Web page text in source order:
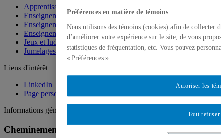
Apprentissage expérientiel
Enseignement et apprentissage de la grammaire
Enseignement et apprentissage de la lecture
Enseignement et apprentissage de l'écriture
Jeux et ludification
Jumelages interculturels
Liens d'intérêt
LinkedIn
Page personnelle
Informations générales
Cheminement académique
Préférences en matière de témoins
Nous utilisons des témoins (cookies) afin de collecter
d’améliorer votre expérience sur le site, de vous
statistiques de fréquentation, etc. Vous pouvez
« Préférences ».
Tout refuser
Autoriser les